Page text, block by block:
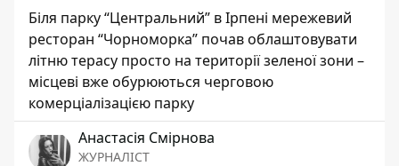
Біля парку “Центральний” в Ірпені мережевий
ресторан “Чорноморка” почав облаштовувати
літню терасу просто на території зеленої зони –
місцеві вже обурюються черговою
комерціалізацією парку
Анастасія Смірнова
ЖУРНАЛІСТ